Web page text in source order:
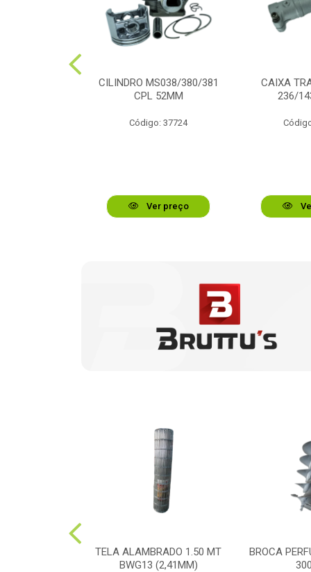
CILINDRO MS038/380/381
CPL 52MM
Código: 37724
Ver preço
CAIXA
236/
TELA ALAMBRADO 1.50 MT
BWG13 (2,41MM)
BROCA